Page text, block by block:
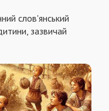
слов'янський
зазвичай